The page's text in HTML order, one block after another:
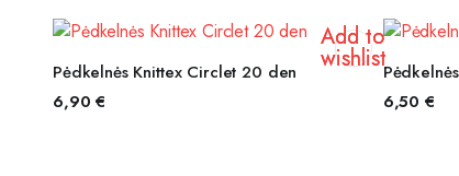
Add to
wishlist
PASIRINKTI SAVYBES
Pėdkelnės Knittex Circlet 20 den
6,90€
6,50 €